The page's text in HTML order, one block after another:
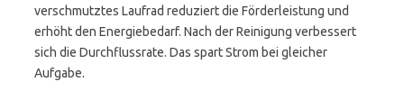
verschmutztes Laufrad reduziert die Förderleistung und
erhöht den Energiebedarf. Nach der Reinigung verbessert
sich die Durchflussrate. Das spart Strom bei gleicher
Aufgabe.